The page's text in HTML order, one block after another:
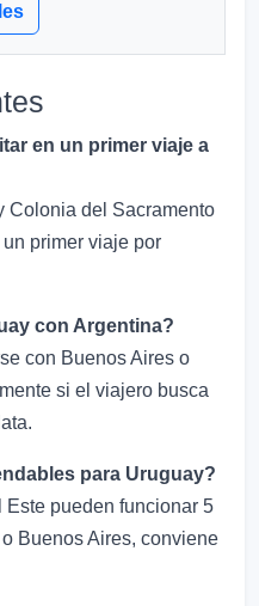
en un primer viaje a
Colonia del Sacramento
primer viaje por
con Argentina?
con Buenos Aires o
si el viajero busca
para Uruguay?
Este pueden funcionar 5
Buenos Aires, conviene